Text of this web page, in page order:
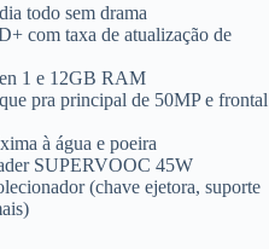
todo sem drama
com taxa de atualização de
1 e 12GB RAM
pra principal de 50MP e frontal
à água e poeira
SUPERVOOC 45W
(chave ejetora, suporte